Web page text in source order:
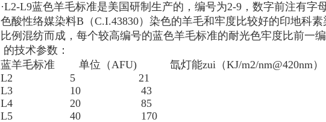
·L2-L9蓝色羊毛标准是美国研制生产的，编号为2-9，数字前注有
色酸性络媒染料B（C.I.43830）染色的羊毛和牢度比较好的印地科
比例混纺而成，每个较高编号的蓝色羊毛标准的耐光色牢度比前一编
的技术参数：
蓝羊毛标准 单位（AFU) 氙灯能zui（KJ/m2/nm@420nm）
L2 5 21
L3 10 43
L4 20 85
L5 40 170